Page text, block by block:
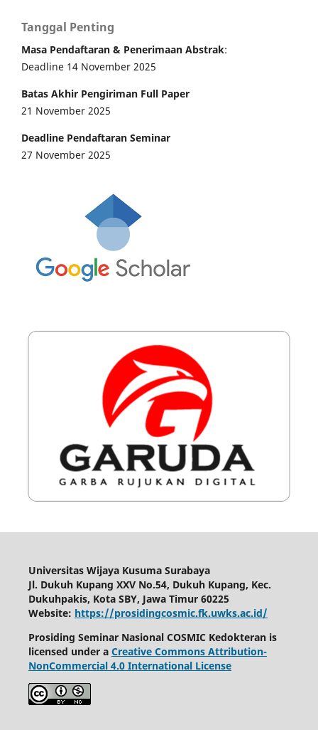
Tanggal Penting
Masa Pendaftaran & Penerimaan Abstrak:
Deadline 14 November 2025
Batas Akhir Pengiriman Full Paper
21 November 2025
Deadline Pendaftaran Seminar
27 November 2025
Universitas Wijaya Kusuma Surabaya
Jl. Dukuh Kupang XXV No.54, Dukuh Kupang, Kec.
Dukuhpakis, Kota SBY, Jawa Timur 60225
Website: https://prosidingcosmic.fk.uwks.ac.id/
Prosiding Seminar Nasional COSMIC Kedokteran is
licensed under a Creative Commons Attribution-
NonCommercial 4.0 International License